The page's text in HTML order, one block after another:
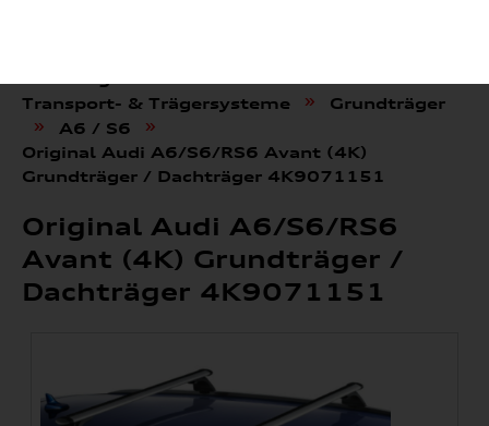
Transport- & Trägersysteme » Grundträger
» A6 / S6 »
Original Audi A6/S6/RS6 Avant (4K)
Grundträger / Dachträger 4K9071151
Original Audi A6/S6/RS6
Avant (4K) Grundträger /
Dachträger 4K9071151